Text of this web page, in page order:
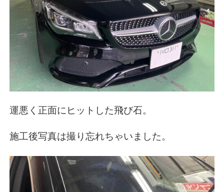
運悪く正面にヒットした飛び石。
施工後写真は撮り忘れちゃいました。